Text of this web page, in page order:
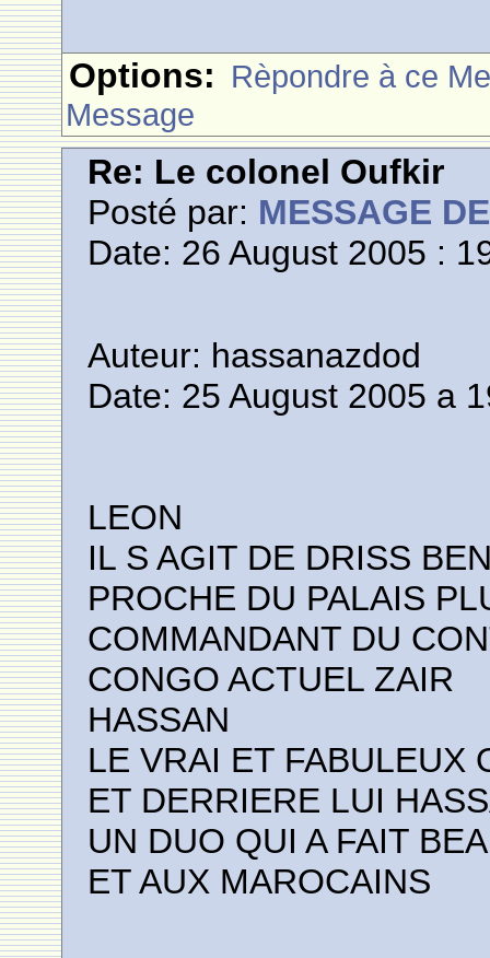
Options: Rèpondre à ce
Message
Re: Le colonel Oufkir
Posté par: MESSAGE
Date: 26 August 2005 :
Auteur: hassanazdod
Date: 25 August 2005 a
LEON
IL S AGIT DE DRISS
PROCHE DU PALAIS
COMMANDANT DU
CONGO ACTUEL ZAIR
HASSAN
LE VRAI ET FABULEUX
ET DERRIERE LUI
UN DUO QUI A FAIT
ET AUX MAROCAINS